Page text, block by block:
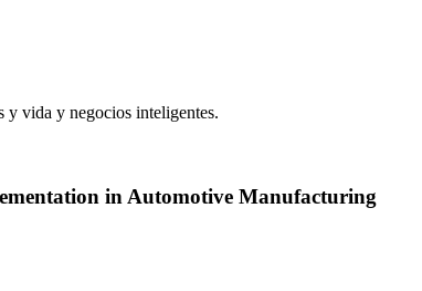
vida y negocios inteligentes.
in Automotive Manufacturing